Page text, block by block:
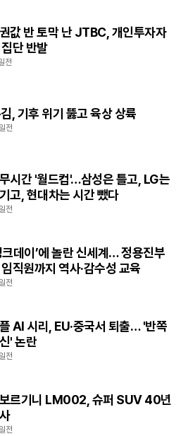
값 반 토막 난 JTBC, 개인투자자
단 반발
전
, 기후 위기 뚫고 육상 상륙
전
시간 '월드컵'…삼성은 틀고, LG는
고, 현대차는 시간 뺐다
전
크데이’에 놀란 신세계… 정용진부
직원까지 역사·감수성 교육
전
AI 시리, EU·중국서 퇴출… '반쪽
' 논란
전
르기니 LM002, 슈퍼 SUV 40년
전